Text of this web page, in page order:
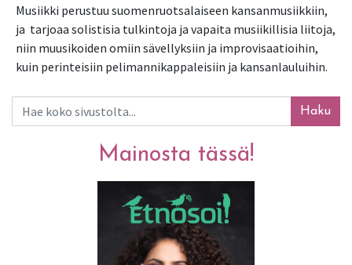
Musiikki perustuu suomenruotsalaiseen kansanmusiikkiin,
ja  tarjoaa solistisia tulkintoja ja vapaita musiikillisia liitoja,
niin muusikoiden omiin sävellyksiin ja improvisaatioihin,
kuin perinteisiin pelimannikappaleisiin ja kansanlauluihin.
Haku
Mainosta tässä!